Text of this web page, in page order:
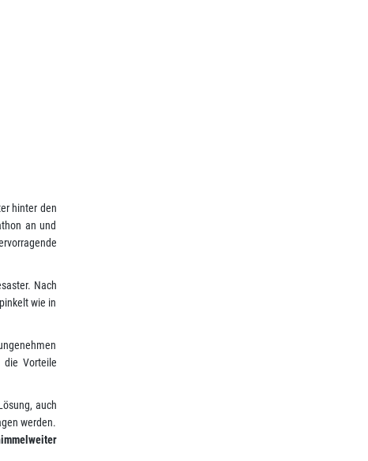
hinter den
an und
Nach
wie in
die Vorteile
auch
werden.